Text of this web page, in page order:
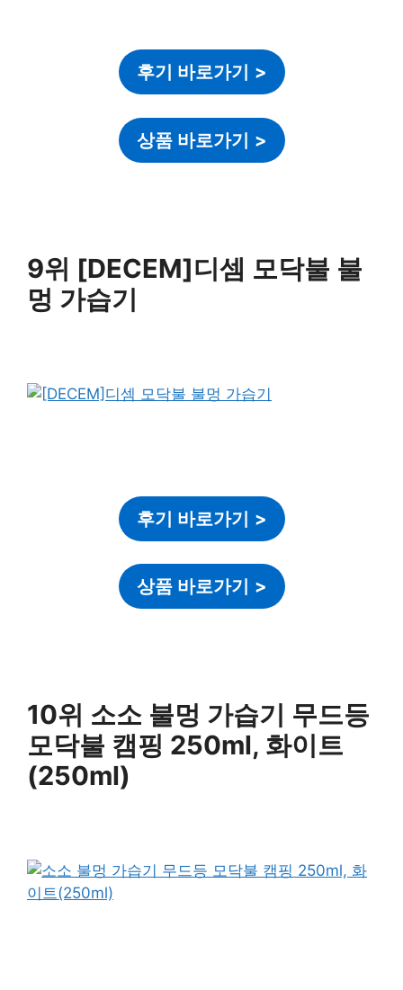
후기 바로가기 >
상품 바로가기 >
9위 [DECEM]디셈 모닥불 불
멍 가습기
후기 바로가기 >
상품 바로가기 >
10위 소소 불멍 가습기 무드등
모닥불 캠핑 250ml, 화이트
(250ml)